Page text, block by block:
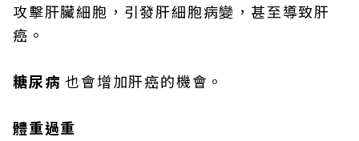
攻擊肝臟細胞，引發肝細胞病變，甚至導致肝
癌。
糖尿病 也會增加肝癌的機會。
體重過重